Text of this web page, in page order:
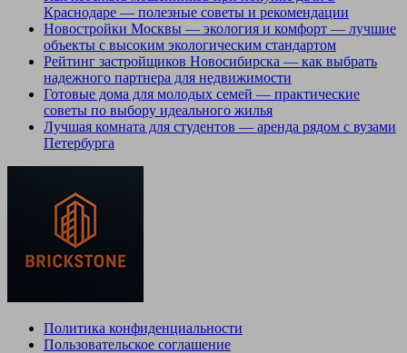
Краснодаре — полезные советы и рекомендации
Новостройки Москвы — экология и комфорт — лучшие
объекты с высоким экологическим стандартом
Рейтинг застройщиков Новосибирска — как выбрать
надежного партнера для недвижимости
Готовые дома для молодых семей — практические
советы по выбору идеального жилья
Лучшая комната для студентов — аренда рядом с вузами
Петербурга
Политика конфиденциальности
Пользовательское соглашение